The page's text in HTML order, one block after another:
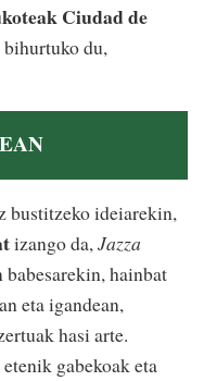
Ciudad de
du,
bustitzeko ideiarekin,
izango da,Jazza
hainbat
eta igandean,
hasi arte.
gabekoak eta